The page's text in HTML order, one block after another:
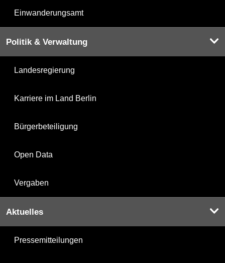
Einwanderungsamt
Politik & Verwaltung
Landesregierung
Karriere im Land Berlin
Bürgerbeteiligung
Open Data
Vergaben
Aktuelles
Pressemitteilungen